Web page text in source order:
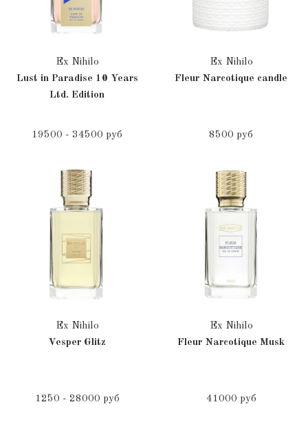
Ex Nihilo
Lust in Paradise 10 Years
Ltd. Edition
19500 - 34500 руб
Ex Nihilo
Fleur Narcotique candle
8500 руб
Ex Nihilo
Vesper Glitz
1250 - 28000 руб
Ex Nihilo
Fleur Narcotique Musk
41000 руб